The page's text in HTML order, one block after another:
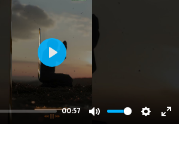
00:57
Mute Settings
Play